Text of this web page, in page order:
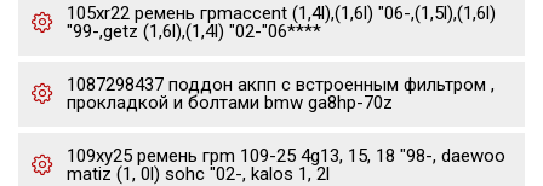
105xr22 ремень грmaccent (1,4l),(1,6l) "06-,(1,5l),(1,6l)
"99-,getz (1,6l),(1,4l) "02-"06****
1087298437 поддон акпп с встроенным фильтром ,
прокладкой и болтами bmw ga8hp-70z
109xy25 ремень грm 109-25 4g13, 15, 18 "98-, daewoo
matiz (1, 0l) sohc "02-, kalos 1, 2l